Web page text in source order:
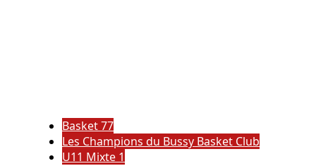
Basket 77
Les Champions du Bussy Basket Club
U11 Mixte 1